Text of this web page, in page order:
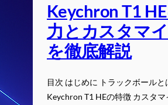
Keychron T1
力とカスタマ
を徹底解説
目次 はじめに トラックボールと
Keychron T1 HEの特徴 カスタ